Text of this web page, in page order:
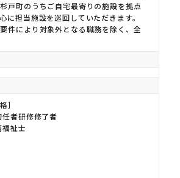
戸町のうちご自宅最寄りの施設を拠点
に担当施設を巡回していただきます。
件により対象外となる職務を除く、全
］
者研修修了者
祉士